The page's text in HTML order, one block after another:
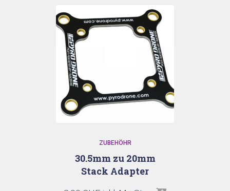
ZUBEHÖHR
30.5mm zu 20mm
Stack Adapter